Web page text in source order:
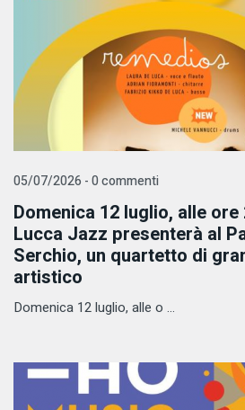
05/07/2026 - 0 commenti
Domenica 12 luglio, alle
Lucca Jazz presenterà al
Serchio, un quartetto di
artistico
Domenica 12 luglio, alle o ...